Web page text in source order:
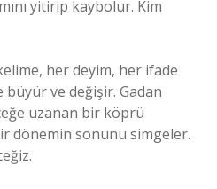
yitirip kaybolur. Kim
her deyim, her ifade
ve değişir. Gadan
uzanan bir köprü
dönemin sonunu simgeler.